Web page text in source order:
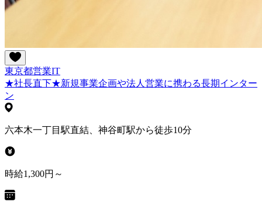
東京都営業IT
★社長直下★新規事業企画や法人営業に携わる長期インター
ン
六本木一丁目駅直結、神谷町駅から徒歩10分
時給1,300円～